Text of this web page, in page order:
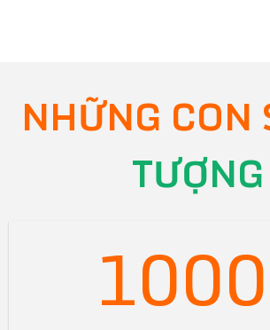
NHỮNG CON
TƯỢNG